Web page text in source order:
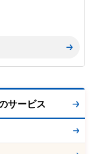
サービス